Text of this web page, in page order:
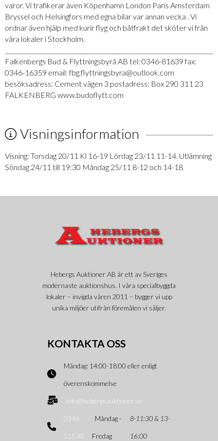
varor. Vi trafikerar även Köpenhamn London Paris Amsterdam
Bryssel och Helsingfors med egna bilar var annan vecka . Vi
ordnar även hjälp med kurir flyg och båtfrakt det sköter vi från
våra lokaler i Stockholm.
Falkenbergs Bud & Flyttningsbyrå AB tel: 0346-81639 fax:
0346-16359 email: fbg.flyttningsbyra@outlook.com
besöksadress: Cement vägen 3 postadress: Box 290 311 23
FALKENBERG www.budoflytt.com
Visningsinformation
Visning: Torsdag 20/11 Kl 16-19 Lördag 23/11 11-14. Utlämning
Söndag 24/11 till 19:30 Måndag 25/11 8-12 och 14-18
Hebergs Auktioner AB är ett av Sveriges
modernaste auktionshus. I våra specialbyggda
lokaler – invigda våren 2011 – bygger vi upp
unika miljöer utifrån föremålen vi säljer.
KONTAKTA OSS
Måndag: 14:00-18:00 eller enligt
överenskommelse
info@hebergsauktioner.se
0346-
515 40
Måndag -
Fredag
8-11:30 & 13-
16:00